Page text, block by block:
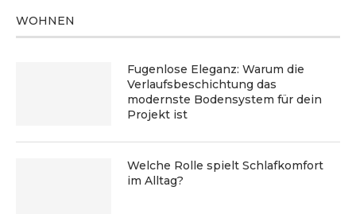
WOHNEN
Fugenlose Eleganz: Warum die
Verlaufsbeschichtung das
modernste Bodensystem für dein
Projekt ist
Welche Rolle spielt Schlafkomfort
im Alltag?